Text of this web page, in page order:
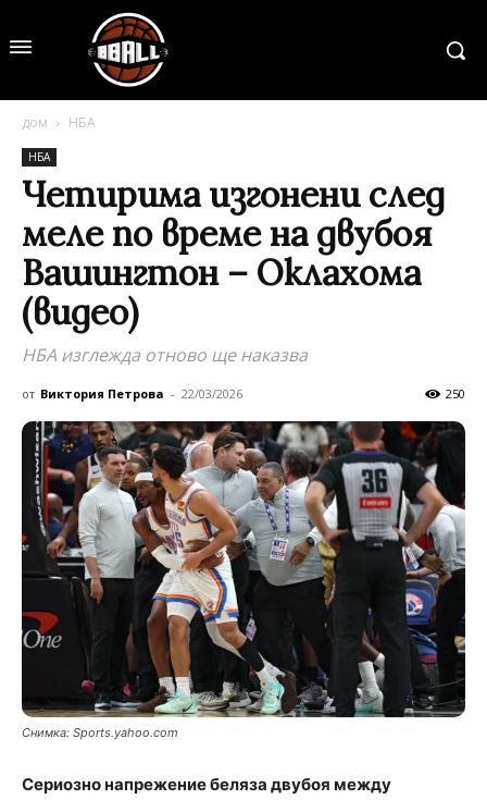
дом НБА
НБА
Четирима изгонени след
меле по време на двубоя
Вашингтон – Оклахома
(видео)
НБА изглежда отново ще наказва
от Виктория Петрова - 22/03/2026 250
Снимка: Sports.yahoo.com
Сериозно напрежение беляза двубоя между